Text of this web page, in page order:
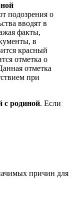
подозрения о
вводят в
факты,
в
красный
отметка о
отметка
при
с родиной. Если
причин для